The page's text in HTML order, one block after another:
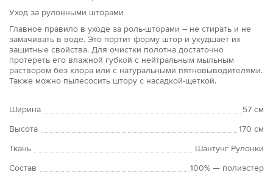
Уход за рулонными шторами
Главное правило в уходе за роль-шторами – не стирать и не
замачивать в воде. Это портит форму штор и ухудшает их
защитные свойства. Для очистки полотна достаточно
протереть его влажной губкой с нейтральным мыльным
раствором без хлора или с натуральными пятновыводителями.
Также можно пылесосить штору с насадкой-щеткой.
Ширина
57 см
Высота
170 см
Ткань
Шантунг Рулонки
Состав
100% — полиэстер